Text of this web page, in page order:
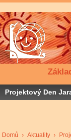
Projektový Den
Domů › Aktuality ›